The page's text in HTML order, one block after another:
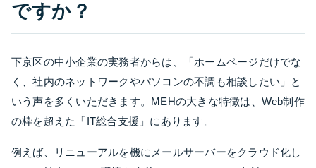
ですか？
下京区の中小企業の実務者からは、「ホームページだけでな
く、社内のネットワークやパソコンの不調も相談したい」と
いう声を多くいただきます。MEHの大きな特徴は、Web制作
の枠を超えた「IT総合支援」にあります。
例えば、リニューアルを機にメールサーバーをクラウド化し